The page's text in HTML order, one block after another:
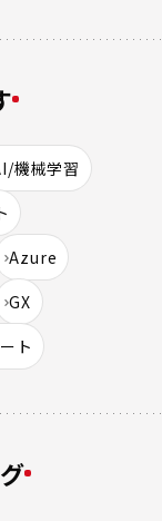
機械学習
Azure
GX
ト